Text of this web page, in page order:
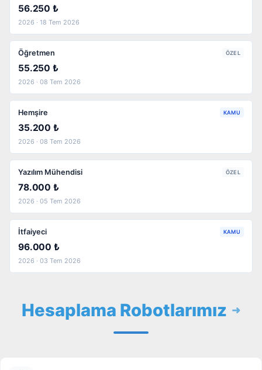
56.250 ₺
2026 · 18 Tem 2026
Öğretmen ÖZEL
55.250 ₺
2026 · 08 Tem 2026
Hemşire KAMU
35.200 ₺
2026 · 08 Tem 2026
Yazılım Mühendisi ÖZEL
78.000 ₺
2026 · 05 Tem 2026
İtfaiyeci KAMU
96.000 ₺
2026 · 03 Tem 2026
Hesaplama Robotlarımız